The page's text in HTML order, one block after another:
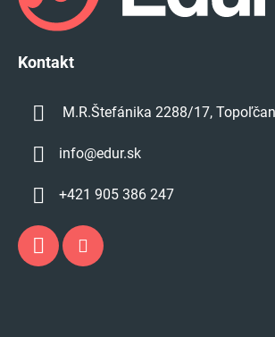
Kontakt
M.R.Štefánika 2288/17,
info@edur.sk
+421 905 386 247